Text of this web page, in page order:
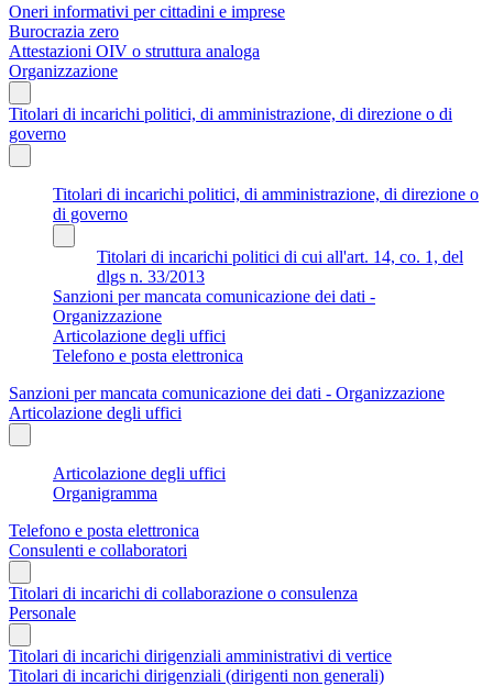
Oneri informativi per cittadini e imprese
Burocrazia zero
Attestazioni OIV o struttura analoga
Organizzazione
Titolari di incarichi politici, di amministrazione, di direzione o di
governo
Titolari di incarichi politici, di amministrazione, di direzione o
di governo
Titolari di incarichi politici di cui all'art. 14, co. 1, del
dlgs n. 33/2013
Sanzioni per mancata comunicazione dei dati -
Organizzazione
Articolazione degli uffici
Telefono e posta elettronica
Sanzioni per mancata comunicazione dei dati - Organizzazione
Articolazione degli uffici
Articolazione degli uffici
Organigramma
Telefono e posta elettronica
Consulenti e collaboratori
Titolari di incarichi di collaborazione o consulenza
Personale
Titolari di incarichi dirigenziali amministrativi di vertice
Titolari di incarichi dirigenziali (dirigenti non generali)